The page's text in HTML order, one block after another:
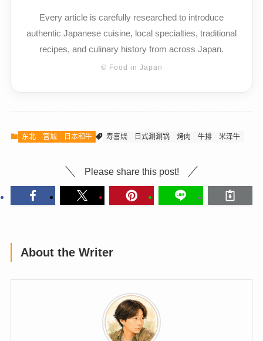
Every article is carefully researched to introduce
authentic Japanese cuisine, local specialties, traditional
recipes, and culinary history from across Japan.
© Food in Japan
东北 宫城 日本和牛 寿喜烧 日式涮涮锅 烤肉 牛排 米泽牛
Please share this post!
About the Writer